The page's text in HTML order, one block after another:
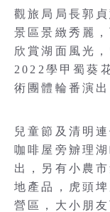
觀旅局局長郭
景區景緻秀麗
欣賞湖面風光
2022學甲蜀葵
術團體輪番演
兒童節及清明
咖啡屋旁辧理
出，另有小農
地產品，虎頭
營區，大小朋